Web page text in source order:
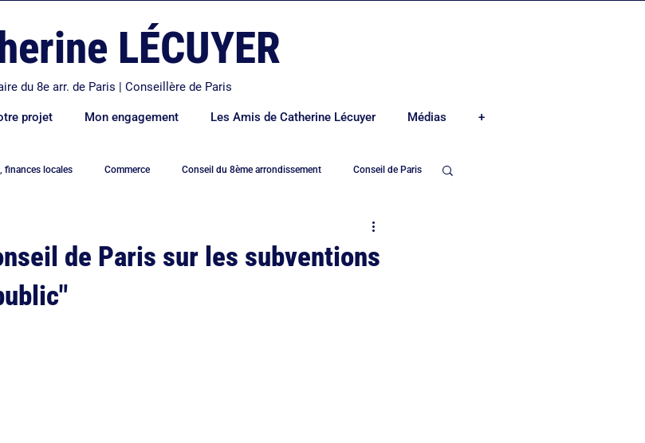
LÉCUYER
du 8e arr. de Paris | Conseillère de Paris
projet Mon engagement Les Amis de Catherine Lécuyer Médias +
finances locales Commerce Conseil du 8ème arrondissement Conseil de Paris
Hidalgo
de Paris sur les subventions